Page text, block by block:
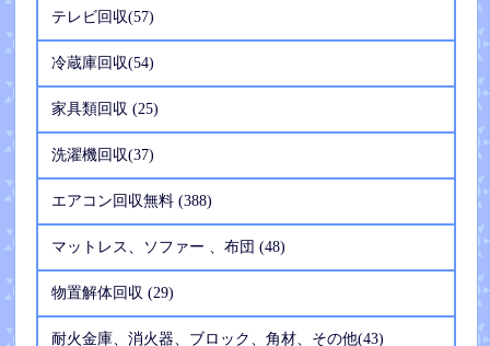
テレビ回収(57)
冷蔵庫回収(54)
家具類回収 (25)
洗濯機回収(37)
エアコン回収無料 (388)
マットレス、ソファー 、布団 (48)
物置解体回収 (29)
耐火金庫、消火器、ブロック、角材、その他(43)